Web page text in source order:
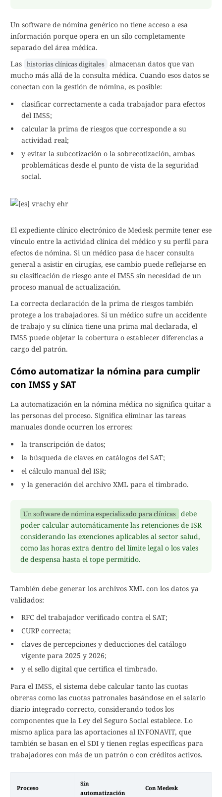
Un software de nómina genérico no tiene acceso a esa
información porque opera en un silo completamente
separado del área médica.
Las historias clínicas digitales almacenan datos que van
mucho más allá de la consulta médica. Cuando esos datos se
conectan con la gestión de nómina, es posible:
clasificar correctamente a cada trabajador para efectos
del IMSS;
calcular la prima de riesgos que corresponde a su
actividad real;
y evitar la subcotización o la sobrecotización, ambas
problemáticas desde el punto de vista de la seguridad
social.
El expediente clínico electrónico de Medesk permite tener ese
vínculo entre la actividad clínica del médico y su perfil para
efectos de nómina. Si un médico pasa de hacer consulta
general a asistir en cirugías, ese cambio puede reflejarse en
su clasificación de riesgo ante el IMSS sin necesidad de un
proceso manual de actualización.
La correcta declaración de la prima de riesgos también
protege a los trabajadores. Si un médico sufre un accidente
de trabajo y su clínica tiene una prima mal declarada, el
IMSS puede objetar la cobertura o establecer diferencias a
cargo del patrón.
Cómo automatizar la nómina para cumplir
con IMSS y SAT
La automatización en la nómina médica no significa quitar a
las personas del proceso. Significa eliminar las tareas
manuales donde ocurren los errores:
la transcripción de datos;
la búsqueda de claves en catálogos del SAT;
el cálculo manual del ISR;
y la generación del archivo XML para el timbrado.
Un software de nómina especializado para clínicas debe
poder calcular automáticamente las retenciones de ISR
considerando las exenciones aplicables al sector salud,
como las horas extra dentro del límite legal o los vales
de despensa hasta el tope permitido.
También debe generar los archivos XML con los datos ya
validados:
RFC del trabajador verificado contra el SAT;
CURP correcta;
claves de percepciones y deducciones del catálogo
vigente para 2025 y 2026;
y el sello digital que certifica el timbrado.
Para el IMSS, el sistema debe calcular tanto las cuotas
obreras como las cuotas patronales basándose en el salario
diario integrado correcto, considerando todos los
componentes que la Ley del Seguro Social establece. Lo
mismo aplica para las aportaciones al INFONAVIT, que
también se basan en el SDI y tienen reglas específicas para
trabajadores con más de un patrón o con créditos activos.
Proceso
Sin
automatización
Con Medesk